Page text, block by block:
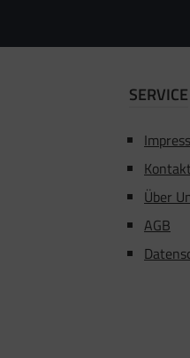
SERVICE
Kontakt
Über
AGB